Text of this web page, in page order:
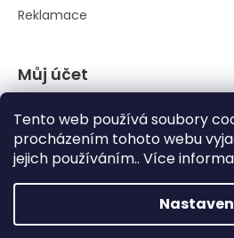
Tento web používá soubory
procházením tohoto webu
jejich používáním.. Více
Reklamace
Můj účet
Registrace
Historie objednávek